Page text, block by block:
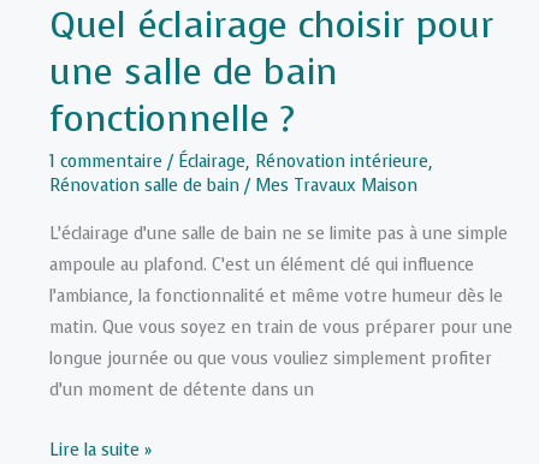
Quel éclairage choisir pour
une salle de bain
fonctionnelle ?
1 commentaire / Éclairage, Rénovation intérieure,
Rénovation salle de bain / Mes Travaux Maison
L’éclairage d’une salle de bain ne se limite pas à une simple
ampoule au plafond. C’est un élément clé qui influence
l’ambiance, la fonctionnalité et même votre humeur dès le
matin. Que vous soyez en train de vous préparer pour une
longue journée ou que vous vouliez simplement profiter
d’un moment de détente dans un
Quel
Lire la suite »